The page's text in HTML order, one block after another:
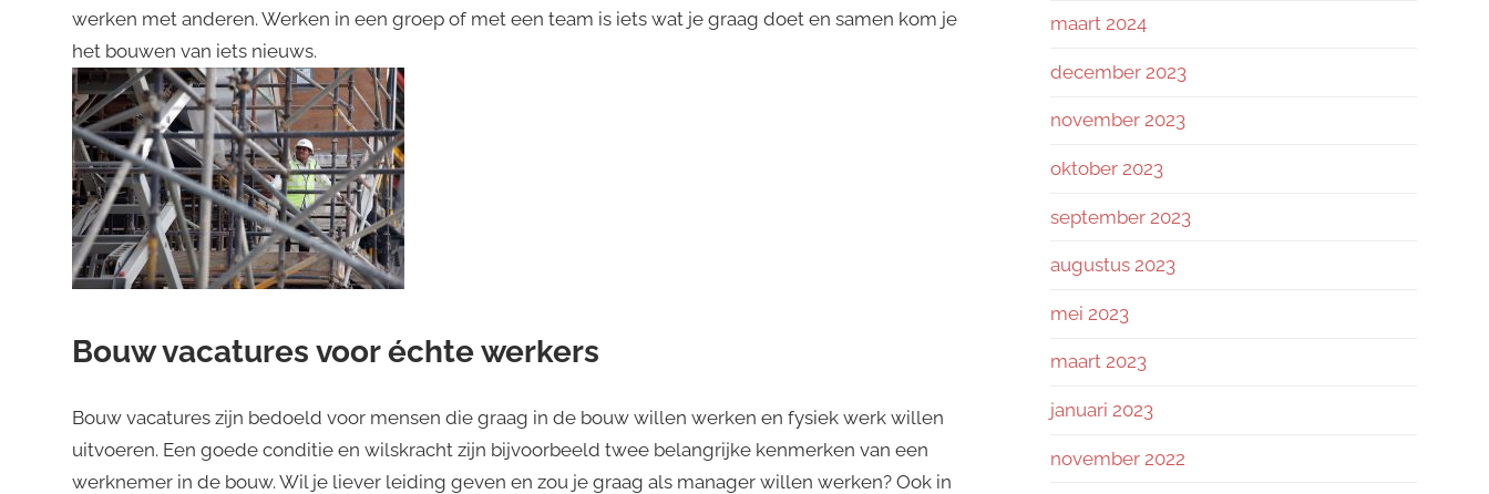
werken met anderen. Werken in een groep of met een team is iets wat je graag doet en samen kom je
het bouwen van iets nieuws.
Bouw vacatures voor échte werkers
Bouw vacatures zijn bedoeld voor mensen die graag in de bouw willen werken en fysiek werk willen
uitvoeren. Een goede conditie en wilskracht zijn bijvoorbeeld twee belangrijke kenmerken van een
werknemer in de bouw. Wil je liever leiding geven en zou je graag als manager willen werken? Ook in
maart 2024
december 2023
november 2023
oktober 2023
september 2023
augustus 2023
mei 2023
maart 2023
januari 2023
november 2022